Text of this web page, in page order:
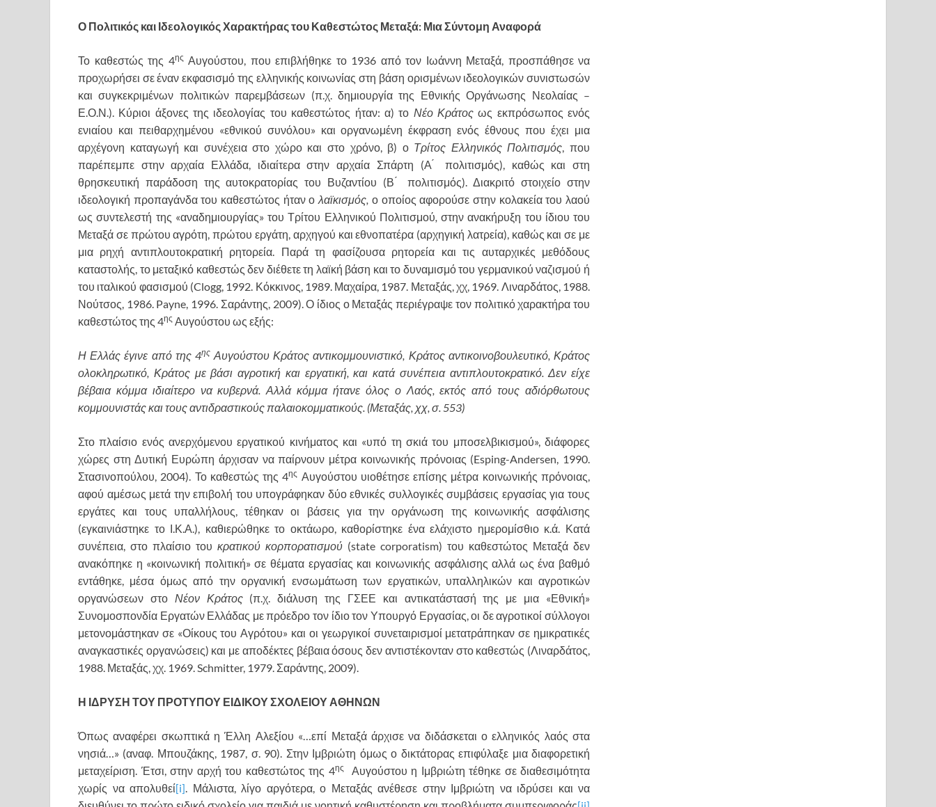
Ο Πολιτικός και Ιδεολογικός Χαρακτήρας του Καθεστώτος Μεταξά: Μια Σύντομη Αναφορά
Το καθεστώς της 4ηςΑυγούστου, που επιβλήθηκε το 1936 από τον Ιωάννη Μεταξά, προσπάθησε να
προχωρήσει σε έναν εκφασισμό της ελληνικής κοινωνίας στη βάση ορισμένων ιδεολογικών συνιστωσών
και συγκεκριμένων πολιτικών παρεμβάσεων (π.χ. δημιουργία της Εθνικής Οργάνωσης Νεολαίας –
Ε.Ο.Ν.). Κύριοι άξονες της ιδεολογίας του καθεστώτος ήταν: α) το Νέο Κράτοςως εκπρόσωπος ενός
ενιαίου και πειθαρχημένου «εθνικού συνόλου» και οργανωμένη έκφραση ενός έθνους που έχει μια
αρχέγονη καταγωγή και συνέχεια στο χώρο και στο χρόνο, β) ο Τρίτος Ελληνικός Πολιτισμός, που
παρέπεμπε στην αρχαία Ελλάδα, ιδιαίτερα στην αρχαία Σπάρτη (Α ́ πολιτισμός), καθώς και στη
θρησκευτική παράδοση της αυτοκρατορίας του Βυζαντίου (Β ́ πολιτισμός). Διακριτό στοιχείο στην
ιδεολογική προπαγάνδα του καθεστώτος ήταν ολαϊκισμός, ο οποίος αφορούσε στην κολακεία του λαού
ως συντελεστή της «αναδημιουργίας» του Τρίτου Ελληνικού Πολιτισμού, στην ανακήρυξη του ίδιου του
Μεταξά σε πρώτου αγρότη, πρώτου εργάτη, αρχηγού και εθνοπατέρα (αρχηγική λατρεία), καθώς και σε με
μια ρηχή αντιπλουτοκρατική ρητορεία. Παρά τη φασίζουσα ρητορεία και τις αυταρχικές μεθόδους
καταστολής, το μεταξικό καθεστώς δεν διέθετε τη λαϊκή βάση και το δυναμισμό του γερμανικού ναζισμού ή
του ιταλικού φασισμού (Clogg, 1992. Κόκκινος, 1989. Μαχαίρα, 1987. Μεταξάς, χχ, 1969. Λιναρδάτος, 1988.
Νούτσος, 1986. Payne, 1996. Σαράντης, 2009). Ο ίδιος ο Μεταξάς περιέγραψε τον πολιτικό χαρακτήρα του
καθεστώτος της 4ης Αυγούστου ως εξής:
Η Ελλάς έγινε από της 4ηςΑυγούστου Κράτος αντικομμουνιστικό, Κράτος αντικοινοβουλευτικό, Κράτος
ολοκληρωτικό, Κράτος με βάσι αγροτική και εργατική, και κατά συνέπεια αντιπλουτοκρατικό. Δεν είχε
βέβαια κόμμα ιδιαίτερο να κυβερνά. Αλλά κόμμα ήτανε όλος ο Λαός, εκτός από τους αδιόρθωτους
κομμουνιστάς και τους αντιδραστικούς παλαιοκομματικούς. (Μεταξάς, χχ, σ. 553)
Στο πλαίσιο ενός ανερχόμενου εργατικού κινήματος και «υπό τη σκιά του μποσελβικισμού», διάφορες
χώρες στη Δυτική Ευρώπη άρχισαν να παίρνουν μέτρα κοινωνικής πρόνοιας (Esping-Andersen, 1990.
Στασινοπούλου, 2004). Το καθεστώς της 4ης Αυγούστου υιοθέτησε επίσης μέτρα κοινωνικής πρόνοιας,
αφού αμέσως μετά την επιβολή του υπογράφηκαν δύο εθνικές συλλογικές συμβάσεις εργασίας για τους
εργάτες και τους υπαλλήλους, τέθηκαν οι βάσεις για την οργάνωση της κοινωνικής ασφάλισης
(εγκαινιάστηκε το Ι.Κ.Α.), καθιερώθηκε το οκτάωρο, καθορίστηκε ένα ελάχιστο ημερομίσθιο κ.ά. Κατά
συνέπεια, στο πλαίσιο του κρατικού κορπορατισμού (state corporatism) του καθεστώτος Μεταξά δεν
ανακόπηκε η «κοινωνική πολιτική» σε θέματα εργασίας και κοινωνικής ασφάλισης αλλά ως ένα βαθμό
εντάθηκε, μέσα όμως από την οργανική ενσωμάτωση των εργατικών, υπαλληλικών και αγροτικών
οργανώσεων στο Νέον Κράτος (π.χ. διάλυση της ΓΣΕΕ και αντικατάστασή της με μια «Εθνική»
Συνομοσπονδία Εργατών Ελλάδας με πρόεδρο τον ίδιο τον Υπουργό Εργασίας, οι δε αγροτικοί σύλλογοι
μετονομάστηκαν σε «Οίκους του Αγρότου» και οι γεωργικοί συνεταιρισμοί μετατράπηκαν σε ημικρατικές
αναγκαστικές οργανώσεις) και με αποδέκτες βέβαια όσους δεν αντιστέκονταν στο καθεστώς (Λιναρδάτος,
1988. Μεταξάς, χχ. 1969. Schmitter, 1979. Σαράντης, 2009).
Η ΙΔΡΥΣΗ ΤΟΥ ΠΡΟΤΥΠΟΥ ΕΙΔΙΚΟΥ ΣΧΟΛΕΙΟΥ ΑΘΗΝΩΝ
Όπως αναφέρει σκωπτικά η Έλλη Αλεξίου «…επί Μεταξά άρχισε να διδάσκεται ο ελληνικός λαός στα
νησιά…» (αναφ. Μπουζάκης, 1987, σ. 90). Στην Ιμβριώτη όμως ο δικτάτορας επιφύλαξε μια διαφορετική
μεταχείριση. Έτσι, στην αρχή του καθεστώτος της 4ηςΑυγούστου η Ιμβριώτη τέθηκε σε διαθεσιμότητα
χωρίς να απολυθεί[i]. Μάλιστα, λίγο αργότερα, ο Μεταξάς ανέθεσε στην Ιμβριώτη να ιδρύσει και να